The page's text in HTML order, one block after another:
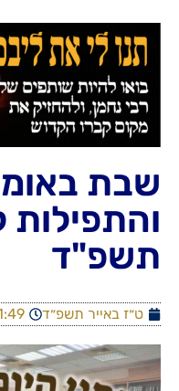
שבת
תשפ"ד
ט״ז באייר תשפ״ד